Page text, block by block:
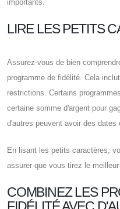
importants.
LIRE LES PETITS
Assurez-vous de bien
programme de fidélité. Cela
restrictions. Certains
certaine somme d'argent pour
d'autres peuvent avoir des dates
En lisant les petits caractères,
assurer que vous tirez le meilleur
COMBINEZ LES